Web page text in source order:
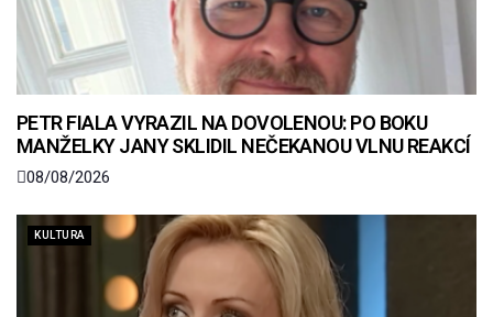
PETR FIALA VYRAZIL NA DOVOLENOU: PO BOKU
MANŽELKY JANY SKLIDIL NEČEKANOU VLNU REAKCÍ
08/08/2026
KULTURA